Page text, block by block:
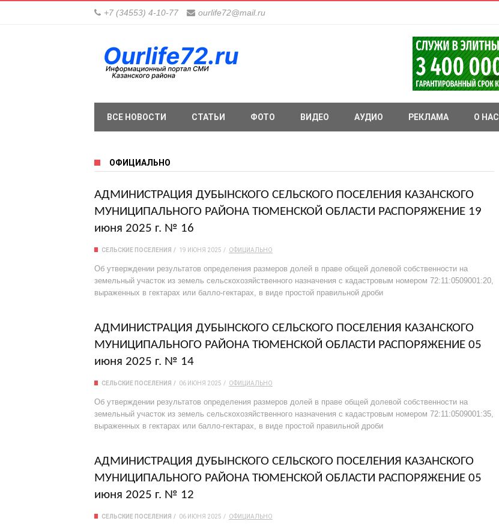
+7 (34553) 4-10-77 ourlife72@mail.ru
ВСЕ НОВОСТИ СТАТЬИ ФОТО ВИДЕО АУДИО РЕКЛАМА О НАС
ОФИЦИАЛЬНО
АДМИНИСТРАЦИЯ ДУБЫНСКОГО СЕЛЬСКОГО ПОСЕЛЕНИЯ КАЗАНСКОГО
МУНИЦИПАЛЬНОГО РАЙОНА ТЮМЕНСКОЙ ОБЛАСТИ РАСПОРЯЖЕНИЕ 19
июня 2025 г. № 16
СЕЛЬСКИЕ ПОСЕЛЕНИЯ 19 ИЮНЯ 2025 ОФИЦИАЛЬНО
Об утверждении результатов определения размеров долей в праве общей долевой собственности на
земельный участок из земель сельскохозяйственного назначения с кадастровым номером 72:11:0509001:20,
выраженных в гектарах или балло-гектарах, в виде простой правильной дроби
АДМИНИСТРАЦИЯ ДУБЫНСКОГО СЕЛЬСКОГО ПОСЕЛЕНИЯ КАЗАНСКОГО
МУНИЦИПАЛЬНОГО РАЙОНА ТЮМЕНСКОЙ ОБЛАСТИ РАСПОРЯЖЕНИЕ 05
июня 2025 г. № 14
СЕЛЬСКИЕ ПОСЕЛЕНИЯ 06 ИЮНЯ 2025 ОФИЦИАЛЬНО
Об утверждении результатов определения размеров долей в праве общей долевой собственности на
земельный участок из земель сельскохозяйственного назначения с кадастровым номером 72:11:0509001:35,
выраженных в гектарах или балло-гектарах, в виде простой правильной дроби
АДМИНИСТРАЦИЯ ДУБЫНСКОГО СЕЛЬСКОГО ПОСЕЛЕНИЯ КАЗАНСКОГО
МУНИЦИПАЛЬНОГО РАЙОНА ТЮМЕНСКОЙ ОБЛАСТИ РАСПОРЯЖЕНИЕ 05
июня 2025 г. № 12
СЕЛЬСКИЕ ПОСЕЛЕНИЯ 06 ИЮНЯ 2025 ОФИЦИАЛЬНО